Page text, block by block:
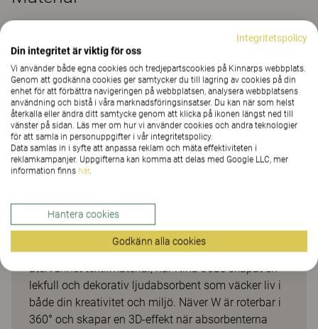
Nedladdningar (1
Näver W
Ljudabsorbenten Näver W är inspirerad av det enkla
hyllning till den traditionella svenska
hantverkskonsten att fläta näverkorgar. Genom att
förena naturens rena formspråk med ett smart
upphängningssystem av magneter och ett
återvunnet textilmaterial, har Nina Jobs skapat en
lekfull och dekorativ ljudabsorbent som väcker liv i
både din kreativitet och miljö. Näver W är roterbar i
360° och skapar en 3D-effekt när absorbenterna
Integritetspolicy
Din integritet är viktig för oss
Vi använder både egna cookies och tredjepartscookies på Kinnarps webbplats.
Genom att godkänna cookies ger samtycker du till lagring av cookies på din
enhet för att förbättra navigeringen på webbplatsen, analysera webbplatsens
användning och bistå i våra marknadsföringsinsatser. Du kan när som helst
återkalla eller ändra ditt samtycke genom att klicka på ikonen längst ned till
vänster på sidan. Läs mer om hur vi använder cookies och andra teknologier
för att samla in personuppgifter i vår integritetspolicy.
Data samlas in i syfte att anpassa reklam och mäta effektiviteten i
reklamkampanjer. Uppgifterna kan komma att delas med Google LLC, mer
information finns här.
Hantera cookies
Godkänn alla cookies